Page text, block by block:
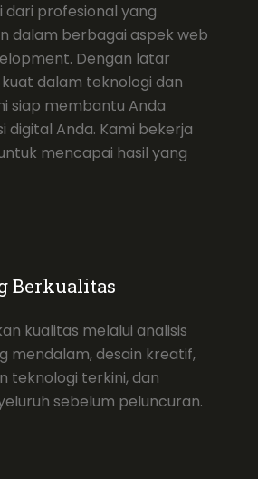
dari profesional yang
dalam berbagai aspek web
Dengan latar
dalam teknologi dan
siap membantu Anda
digital Anda. Kami bekerja
mencapai hasil yang
Berkualitas
kualitas melalui analisis
mendalam, desain kreatif,
teknologi terkini, dan
sebelum peluncuran.